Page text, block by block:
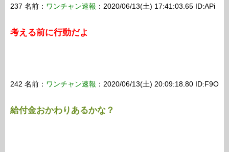
237 名前： ワンチャン速報 ：2020/06/13(土) 17:41:03.65 ID:APi
考える前に行動だよ
242 名前： ワンチャン速報 ：2020/06/13(土) 20:09:18.80 ID:F9O
給付金おかわりあるかな？